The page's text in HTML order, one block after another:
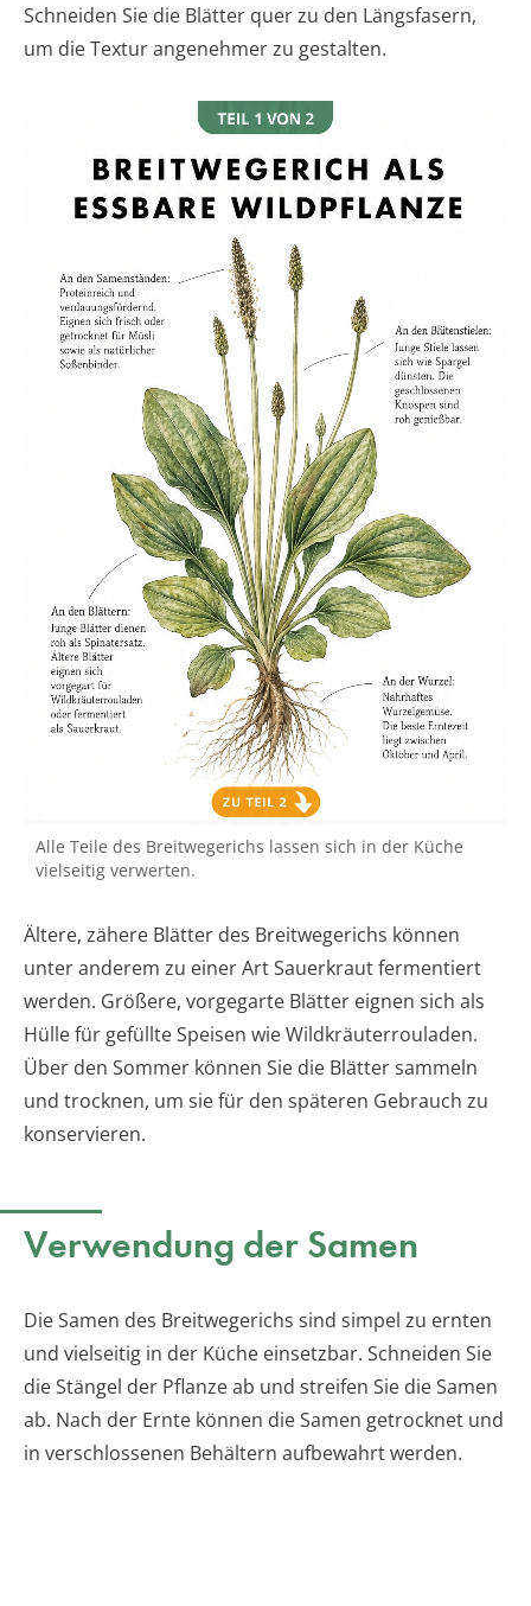
Schneiden Sie die Blätter quer zu den Längsfasern,
um die Textur angenehmer zu gestalten.
Alle Teile des Breitwegerichs lassen sich in der Küche
vielseitig verwerten.
Ältere, zähere Blätter des Breitwegerichs können
unter anderem zu einer Art Sauerkraut fermentiert
werden. Größere, vorgegarte Blätter eignen sich als
Hülle für gefüllte Speisen wie Wildkräuterrouladen.
Über den Sommer können Sie die Blätter sammeln
und trocknen, um sie für den späteren Gebrauch zu
konservieren.
Verwendung der Samen
Die Samen des Breitwegerichs sind simpel zu ernten
und vielseitig in der Küche einsetzbar. Schneiden Sie
die Stängel der Pflanze ab und streifen Sie die Samen
ab. Nach der Ernte können die Samen getrocknet und
in verschlossenen Behältern aufbewahrt werden.